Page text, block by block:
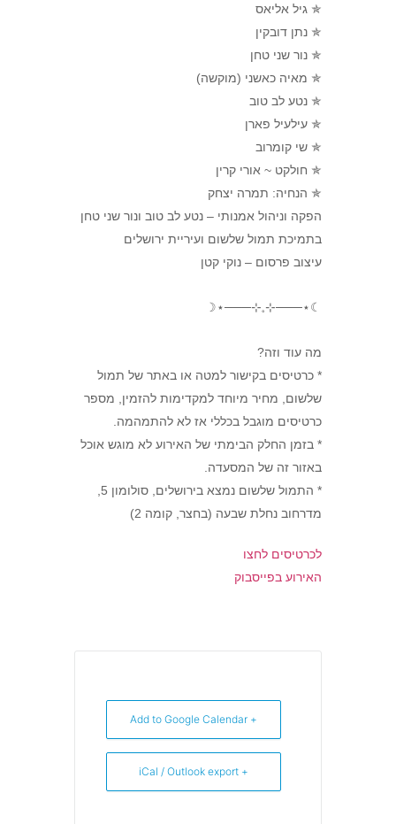
✯ גיל אליאס
✯ נתן דובקין
✯ נור שני טחן
✯ מאיה כאשני (מוקשה)
✯ נטע לב טוב
✯ עילעיל פארן
✯ שי קומרוב
✯ חולקט ~ אורי קרין
✯ הנחיה: תמרה יצחק
הפקה וניהול אמנותי – נטע לב טוב ונור שני טחן
בתמיכת תמול שלשום ועיריית ירושלים
עיצוב פרסום – נוקי קטן
☾⋆───⊹𓈒⊹───⋆☽
מה עוד וזה?
* כרטיסים בקישור למטה או באתר של תמול
שלשום, מחיר מיוחד למקדימות להזמין, מספר
כרטיסים מוגבל בכללי אז לא להתמהמה.
* בזמן החלק הבימתי של האירוע לא מוגש אוכל
באזור זה של המסעדה.
* התמול שלשום נמצא בירושלים, סולומון 5,
מדרחוב נחלת שבעה (בחצר, קומה 2)
לכרטיסים לחצו
האירוע בפייסבוק
+ Add to Google Calendar
+ iCal / Outlook export